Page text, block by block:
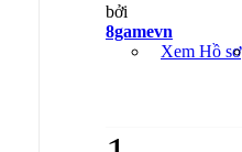
bởi
8gamevn
Xem Hồ sơ